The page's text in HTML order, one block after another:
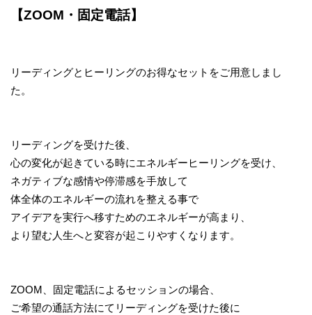
【ZOOM・固定電話】
リーディングとヒーリングのお得なセットをご用意しまし
た。
リーディングを受けた後、
心の変化が起きている時にエネルギーヒーリングを受け、
ネガティブな感情や停滞感を手放して
体全体のエネルギーの流れを整える事で
アイデアを実行へ移すためのエネルギーが高まり、
より望む人生へと変容が起こりやすくなります。
ZOOM、固定電話によるセッションの場合、
ご希望の通話方法にてリーディングを受けた後に